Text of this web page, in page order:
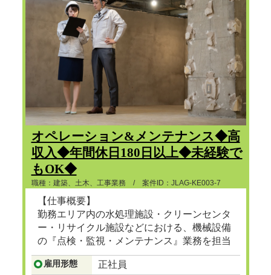
オペレーション&メンテナンス◆高
収入◆年間休日180日以上◆未経験で
もOK◆
職種：建築、土木、工事業務 / 案件ID：JLAG-KE003-7
【仕事概要】
勤務エリア内の水処理施設・クリーンセンタ
ー・リサイクル施設などにおける、機械設備
の『点検・監視・メンテナンス』業務を担当
頂きます。
雇用形態 正社員